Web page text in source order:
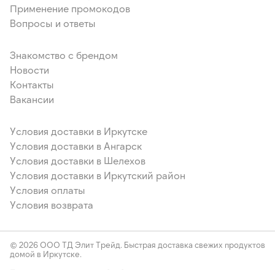
Применение промокодов
Вопросы и ответы
Знакомство с брендом
Новости
Контакты
Вакансии
Условия доставки в Иркутске
Условия доставки в Ангарск
Условия доставки в Шелехов
Условия доставки в Иркутский район
Условия оплаты
Условия возврата
© 2026 ООО ТД Элит Трейд. Быстрая доставка свежих продуктов
домой в Иркутске.